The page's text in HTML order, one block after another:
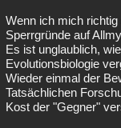
Musik Clash
Übersichten
Besucht
Lesenswert
Wenn ich mich
Sperrgründe auf
Es ist unglaublich,
Evolutionsbiologie
Wieder einmal der
Tatsächlichen
Kost der "Gegner"